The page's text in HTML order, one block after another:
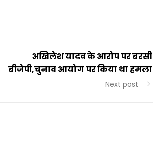
अखिलेश यादव के आरोप पर बरसी
बीजेपी,चुनाव आयोग पर किया था हमला
Next post